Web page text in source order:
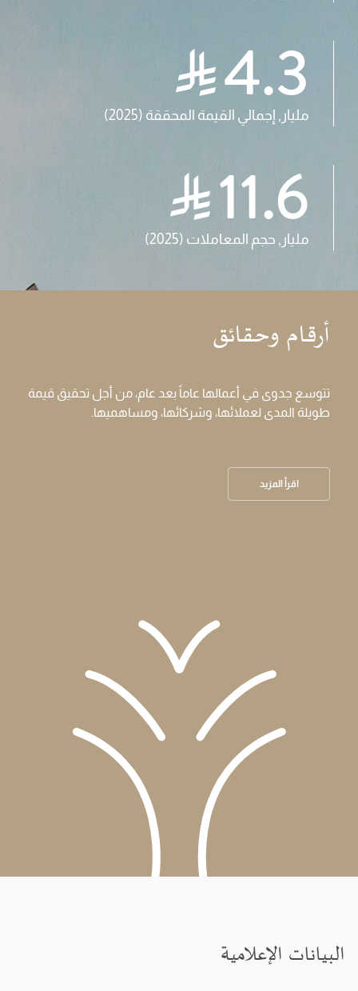
أرقام وحقائق
تتوسع جدوى في أعمالها عاماً بعد عام، من أجل تحقيق قيمة
طويلة المدى لعملائها، وشركائها، ومساهميها.
اقرأ المزيد
4.3
مليار, إجمالي القيمة المحققة (2025)
11.6
مليار, حجم المعاملات (2025)
البيانات الإعلامية